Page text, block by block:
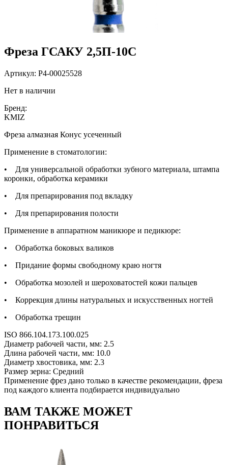
Фреза ГСАКУ 2,5П-10С
Артикул: P4-00025528
Нет в наличии
Бренд:
KMIZ
Фреза алмазная Конус усеченный
Применение в стоматологии:
• Для универсальной обработки зубного материала, штампа
коронки, обработка керамики
• Для препарирования под вкладку
• Для препарирования полости
Применение в аппаратном маникюре и педикюре:
• Обработка боковых валиков
• Придание формы свободному краю ногтя
• Обработка мозолей и шероховатостей кожи пальцев
• Коррекция длины натуральных и искусственных ногтей
• Обработка трещин
ISO 866.104.173.100.025
Диаметр рабочей части, мм: 2.5
Длина рабочей части, мм: 10.0
Диаметр хвостовика, мм: 2.3
Размер зерна: Средний
Применение фрез дано только в качестве рекомендации, фреза
под каждого клиента подбирается индивидуально
ВАМ ТАКЖЕ МОЖЕТ
ПОНРАВИТЬСЯ